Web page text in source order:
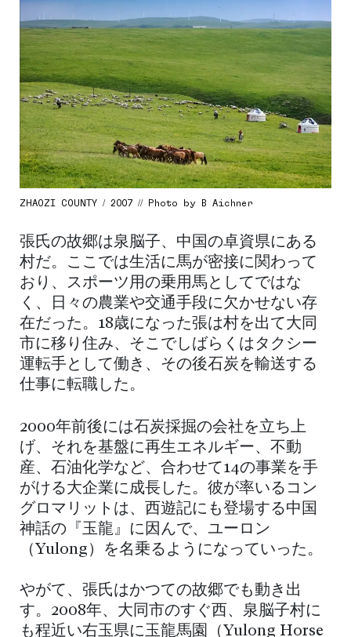
ZHAOZI COUNTY / 2007 // Photo by B Aichner
張氏の故郷は泉脳子、中国の卓資県にある
村だ。ここでは生活に馬が密接に関わって
おり、スポーツ用の乗用馬としてではな
く、日々の農業や交通手段に欠かせない存
在だった。18歳になった張は村を出て大同
市に移り住み、そこでしばらくはタクシー
運転手として働き、その後石炭を輸送する
仕事に転職した。
2000年前後には石炭採掘の会社を立ち上
げ、それを基盤に再生エネルギー、不動
産、石油化学など、合わせて14の事業を手
がける大企業に成長した。彼が率いるコン
グロマリットは、西遊記にも登場する中国
神話の『玉龍』に因んで、ユーロン
（Yulong）を名乗るようになっていった。
やがて、張氏はかつての故郷でも動き出
す。2008年、大同市のすぐ西、泉脳子村に
も程近い右玉県に玉龍馬園（Yulong Horse